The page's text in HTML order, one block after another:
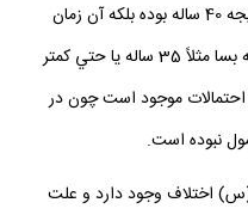
با خديجه(س) ازدواج كرد حضرت خديجه 40 ساله بوده بلكه آن زمان
شناسنامه دقيقي در كار نبوده است و چه بسا مثلاً 35 ساله يا حتي كمتر
موجود است چون در
نبوده است.
اختلاف وجود دارد و علت